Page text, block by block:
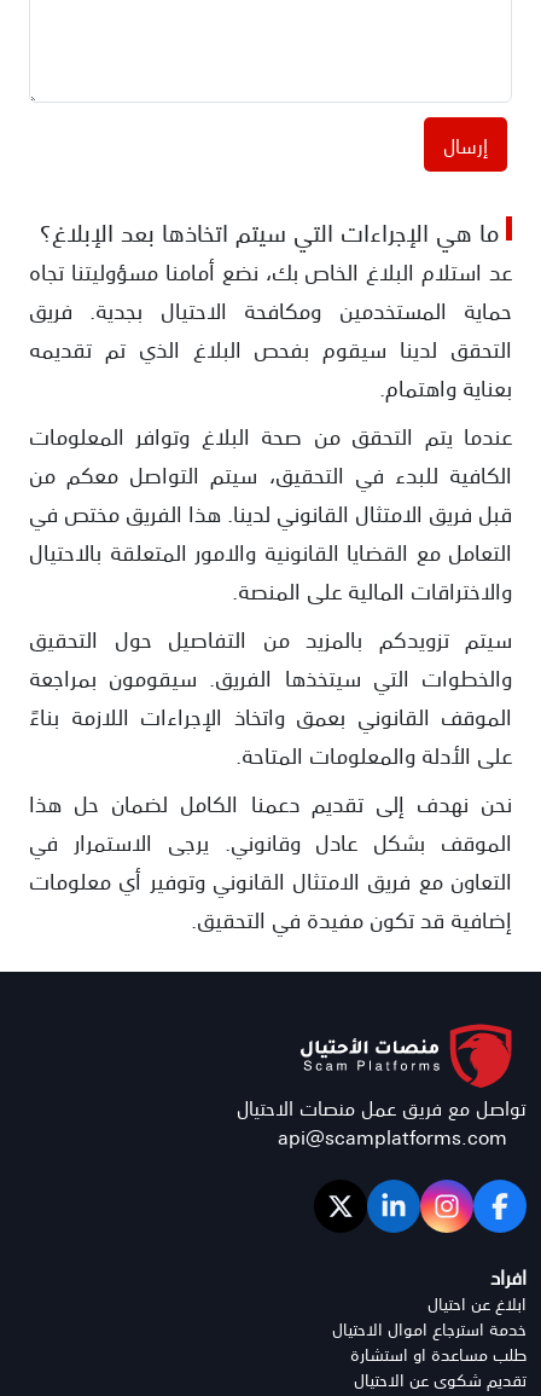
إرسال
ما هي الإجراءات التي سيتم اتخاذها بعد الإبلاغ؟
عد استلام البلاغ الخاص بك، نضع أمامنا مسؤوليتنا تجاه
حماية المستخدمين ومكافحة الاحتيال بجدية. فريق
التحقق لدينا سيقوم بفحص البلاغ الذي تم تقديمه
بعناية واهتمام.
عندما يتم التحقق من صحة البلاغ وتوافر المعلومات
الكافية للبدء في التحقيق، سيتم التواصل معكم من
قبل فريق الامتثال القانوني لدينا. هذا الفريق مختص في
التعامل مع القضايا القانونية والامور المتعلقة بالاحتيال
والاختراقات المالية على المنصة.
سيتم تزويدكم بالمزيد من التفاصيل حول التحقيق
والخطوات التي سيتخذها الفريق. سيقومون بمراجعة
الموقف القانوني بعمق واتخاذ الإجراءات اللازمة بناءً
على الأدلة والمعلومات المتاحة.
نحن نهدف إلى تقديم دعمنا الكامل لضمان حل هذا
الموقف بشكل عادل وقانوني. يرجى الاستمرار في
التعاون مع فريق الامتثال القانوني وتوفير أي معلومات
إضافية قد تكون مفيدة في التحقيق.
تواصل مع فريق عمل منصات الاحتيال
api@scamplatforms.com
افراد
ابلاغ عن احتيال
خدمة استرجاع اموال الاحتيال
طلب مساعدة او استشارة
تقديم شكوى عن الاحتيال